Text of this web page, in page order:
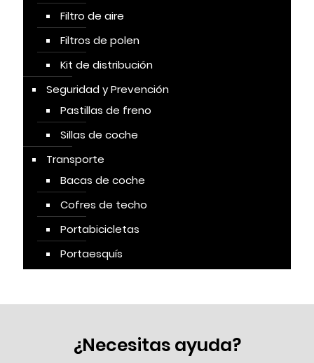
Filtro de aire
Filtros de polen
Kit de distribución
Seguridad y Prevención
Pastillas de freno
Sillas de coche
Transporte
Bacas de coche
Cofres de techo
Portabicicletas
Portaesquís
¿Necesitas ayuda?